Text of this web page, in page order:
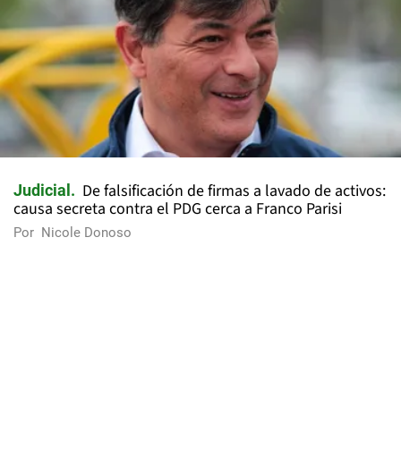
Judicial
De falsificación de firmas a lavado de activos:
causa secreta contra el PDG cerca a Franco Parisi
Por Nicole Donoso